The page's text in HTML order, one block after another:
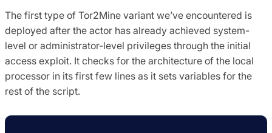
The first type of Tor2Mine variant we’ve encountered is
deployed after the actor has already achieved system-
level or administrator-level privileges through the initial
access exploit. It checks for the architecture of the local
processor in its first few lines as it sets variables for the
rest of the script.